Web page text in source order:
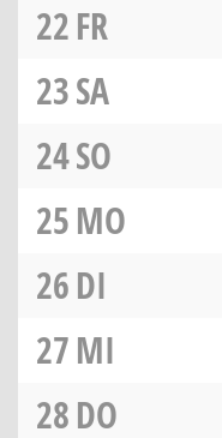
22FR
23SA
24SO
25MO
26DI
27MI
28DO